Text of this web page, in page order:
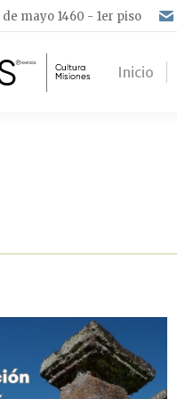
de mayo 1460 - 1er piso
Inicio